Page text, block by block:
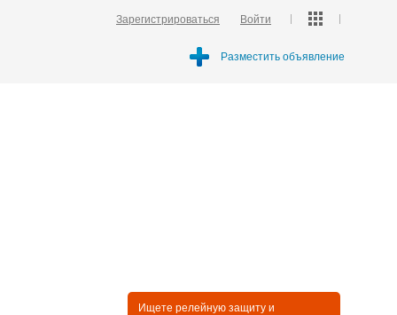
Зарегистрироваться Войти
Разместить объявление
Ищете релейную защиту и